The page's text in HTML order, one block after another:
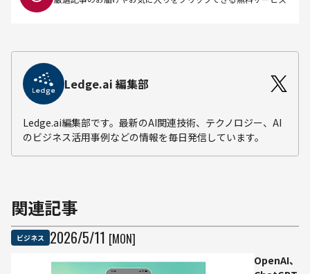
Ledge.ai 編集部
Ledge.ai編集部です。最新のAI関連技術、テクノロジー、AI
のビジネス活用事例などの情報を毎日発信しています。
関連記事
ビジネス 2026/5/11 [MON]
OpenAI、